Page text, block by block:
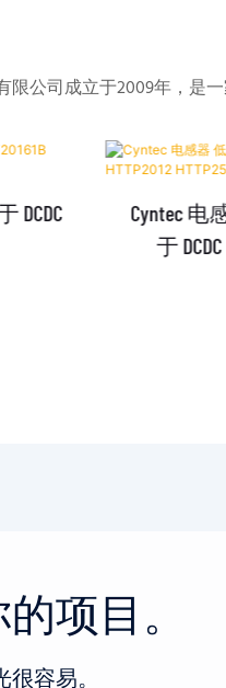
限公司成立于2009年，是
DCDC
Cyntec
于
项目。
容易。